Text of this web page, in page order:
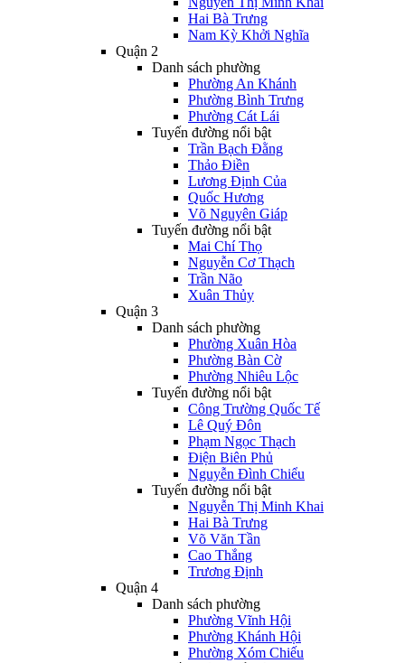
Hai Bà Trưng
Nam Kỳ Khởi Nghĩa
Quận 2
Danh sách phường
Phường An Khánh
Phường Bình Trưng
Phường Cát Lái
Tuyến đường nổi bật
Trần Bạch Đằng
Thảo Điền
Lương Định Của
Quốc Hương
Võ Nguyên Giáp
Tuyến đường nổi bật
Mai Chí Thọ
Nguyễn Cơ Thạch
Trần Não
Xuân Thủy
Quận 3
Danh sách phường
Phường Xuân Hòa
Phường Bàn Cờ
Phường Nhiêu Lộc
Tuyến đường nổi bật
Công Trường Quốc Tế
Lê Quý Đôn
Phạm Ngọc Thạch
Điện Biên Phủ
Nguyễn Đình Chiểu
Tuyến đường nổi bật
Nguyễn Thị Minh Khai
Hai Bà Trưng
Võ Văn Tần
Cao Thắng
Trương Định
Quận 4
Danh sách phường
Phường Vĩnh Hội
Phường Khánh Hội
Phường Xóm Chiếu